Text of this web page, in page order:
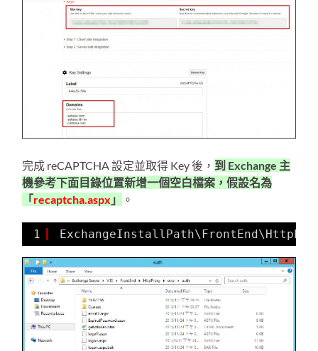
完成 reCAPTCHA 設定並取得 Key 後， 到 Exchange 主
機參考下面目錄位置新增一個空白檔案，假設名為
「 recaptcha.aspx 」 。
1